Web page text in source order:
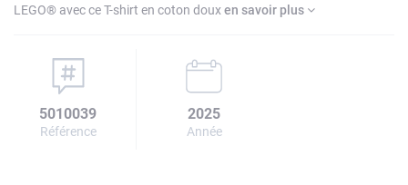
LEGO® avec ce T-shirt en coton douxen savoir plus
5010039
Référence
2025
Année